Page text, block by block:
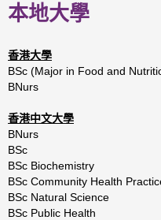
本地大學
香港大學
BSc (Major in Food and
BNurs
香港中文大學
BNurs
BSc
BSc Biochemistry
BSc Community Health
BSc Natural Science
BSc Public Health